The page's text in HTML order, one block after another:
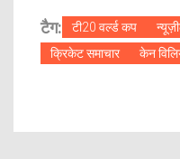
टैग: टी20 वर्ल्ड कप
क्रिकेट समाचार
केन